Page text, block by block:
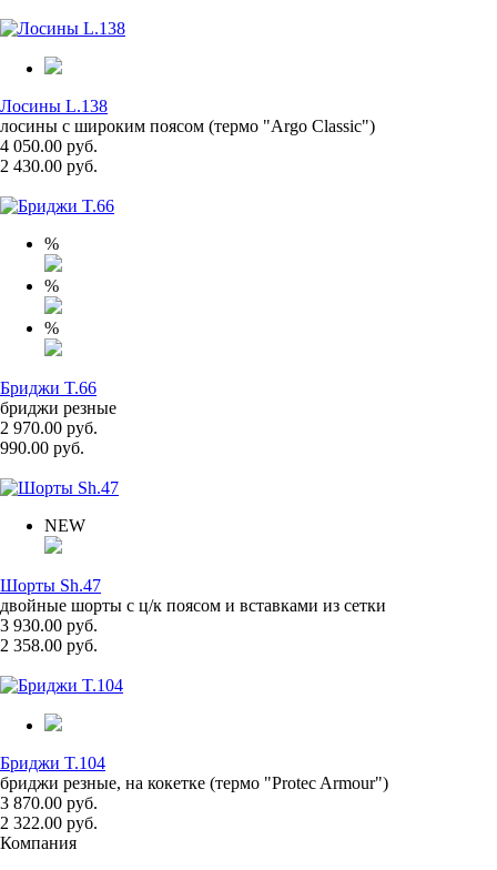
Лосины L.138
лосины с широким поясом (термо "Argo Classic")
4 050.00 руб.
2 430.00 руб.
%
%
%
Бриджи T.66
бриджи резные
2 970.00 руб.
990.00 руб.
NEW
Шорты Sh.47
двойные шорты с ц/к поясом и вставками из сетки
3 930.00 руб.
2 358.00 руб.
Бриджи T.104
бриджи резные, на кокетке (термо "Protec Armour")
3 870.00 руб.
2 322.00 руб.
Компания